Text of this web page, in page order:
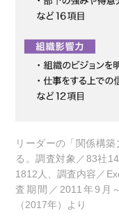
リーダーの「関係構
る。調査対象／83社
1812人、調査内容／
査期間／2011年9月
（2017年）より